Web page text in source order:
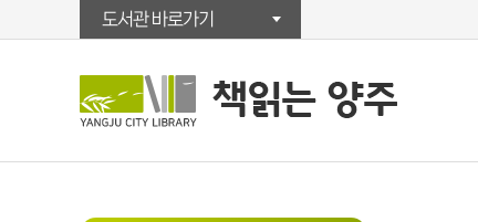
도서관 바로가기